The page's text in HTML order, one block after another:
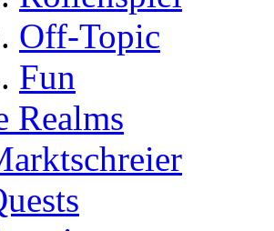
Off-Topic
Fun
Realms